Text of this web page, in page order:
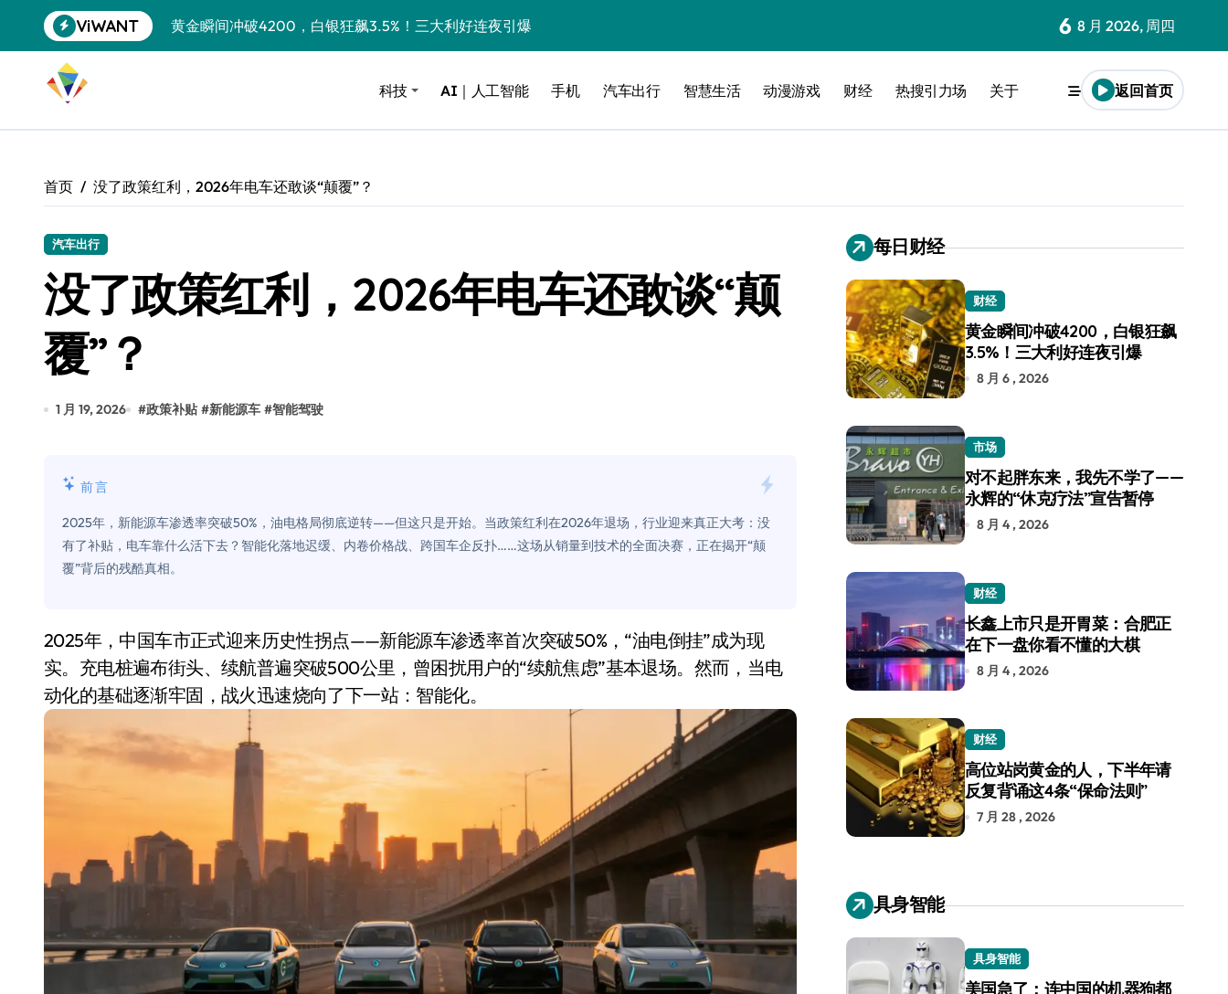
到
ViWANT
黄金瞬间冲破4200，白银狂飙3.5%！三大利好连夜引爆
Peloton 新车实测：屏幕能转、风扇怼脸，但最狠的是那个机械音
Xbox七月大崩盘：裁员3200、卖工作室、网络瘫了，微软这次真急了
谷歌DeepMind创始人辞去CEO，但继续“垂帘听政”？
400层堆叠、性能翻倍 三星把最新存储技术给了AI
召回X9、合作大众遇冷、高端梦碎：小鹏的“多事之夏”
Windows 11家庭版和专业版，选错真的会后悔吗？
你的U盘格式对了吗？详解exFAT和NTFS的终极对决
轻到忽略不计 大疆Mini 2S内录实测，值不值得冲？
从“卖电视”到“定规则”：海信拿下RGB-Mini LED全球话语权
对不起胖东来，我先不学了——永辉的“休克疗法”宣告暂停
国际首次！中国钙钛矿探测器太空“开箱”，一边探测射线一边光伏发电
小米涨价！K90跳上3099，小米17标准版逼近4800
长鑫上市只是开胃菜：合肥正在下一盘你看不懂的大棋
耳机低音像白开水？90%的人第一步就做错了
复古玩家狂喜：Anbernic第三次复刻GBA SP，情怀拉满
Xbox 360 游戏终于要登 PC，光盘党也能“以盘换数”了？
AirTag 新版到底香不香？一篇帮你避坑+种草
6 8 月 2026, 周四
科技 AI｜人工智能 手机 汽车出行 智慧生活 动漫游戏 财经 热搜引力场 关于 返回首页
首页 没了政策红利，2026年电车还敢谈“颠覆”？
汽车出行
没了政策红利，2026年电车还敢谈“颠
覆”？
1 月 19, 2026 #政策补贴 #新能源车 #智能驾驶
前言
2025年，新能源车渗透率突破50%，油电格局彻底逆转——但这只是开始。当政策红利在2026年退场，行业迎来真正大考：没
有了补贴，电车靠什么活下去？智能化落地迟缓、内卷价格战、跨国车企反扑……这场从销量到技术的全面决赛，正在揭开“颠
覆”背后的残酷真相。
2025年，中国车市正式迎来历史性拐点——新能源车渗透率首次突破50%，“油电倒挂”成为现
实。充电桩遍布街头、续航普遍突破500公里，曾困扰用户的“续航焦虑”基本退场。然而，当电
动化的基础逐渐牢固，战火迅速烧向了下一站：智能化。
每日财经
财经
黄金瞬间冲破4200，白银狂飙
3.5%！三大利好连夜引爆
8 月 6 , 2026
市场
对不起胖东来，我先不学了——
永辉的“休克疗法”宣告暂停
8 月 4 , 2026
财经
长鑫上市只是开胃菜：合肥正
在下一盘你看不懂的大棋
8 月 4 , 2026
财经
高位站岗黄金的人，下半年请
反复背诵这4条“保命法则”
7 月 28 , 2026
具身智能
具身智能
美国急了：连中国的机器狗都